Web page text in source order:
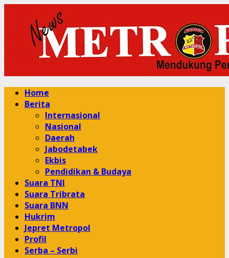
content
Primary
Menu
Home
Berita
Internasional
Nasional
Daerah
Jabodetabek
Ekbis
Pendidikan & Budaya
Suara TNI
Suara Tribrata
Suara BNN
Hukrim
Jepret Metropol
Profil
Serba – Serbi